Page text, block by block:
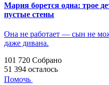
Мария борется одна: трое
пустые стены
Она не работает — сын не
даже дивана.
101 720 Собрано
51 394 осталось
Помочь